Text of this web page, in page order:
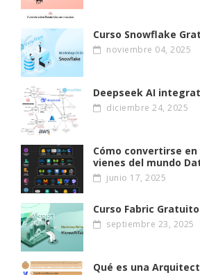
Curso Snowflake
noviembre 04, 2025
Deepseek AI
diciembre 24, 2025
Cómo convertirse
vienes del mundo
junio 17, 2025
Curso Fabric Gratuito
septiembre 23, 2025
Qué es una